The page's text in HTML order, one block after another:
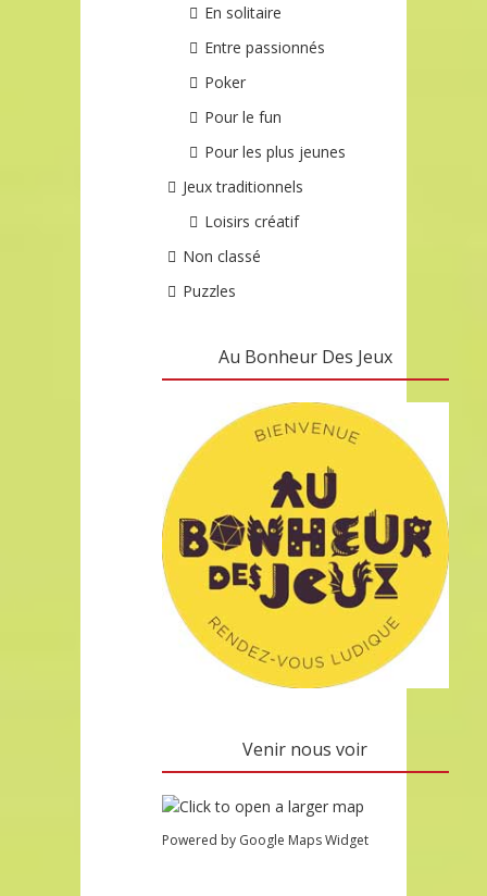
En solitaire
Entre passionnés
Poker
Pour le fun
Pour les plus jeunes
Jeux traditionnels
Loisirs créatif
Non classé
Puzzles
Au Bonheur Des Jeux
Venir nous voir
Powered by Google Maps Widget